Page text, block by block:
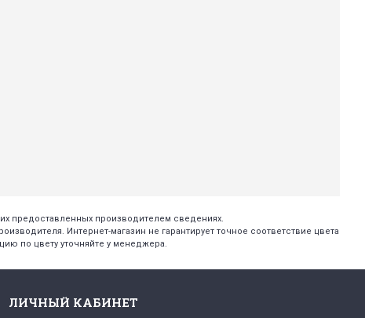
предоставленных производителем сведениях.
Интернет-магазин не гарантирует точное соответствие цвета
по цвету уточняйте у менеджера.
ЛИЧНЫЙ КАБИНЕТ